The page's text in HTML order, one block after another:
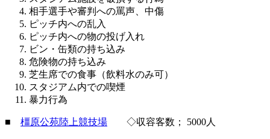
相手選手や審判への罵声、中傷
ピッチ内への乱入
ピッチ内への物の投げ入れ
ビン・缶類の持ち込み
危険物の持ち込み
芝生席での食事（飲料水のみ可）
スタジアム内での喫煙
暴力行為
■ 橿原公苑陸上競技場 ◇収容客数； 5000人